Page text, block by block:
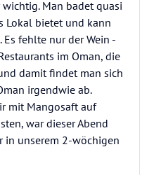
Man badet quasi
Lokal bietet und kann
fehlte nur der Wein -
im Oman, die
damit findet man sich
irgendwie ab.
mit Mangosaft auf
war dieser Abend
in unserem 2-wöchigen